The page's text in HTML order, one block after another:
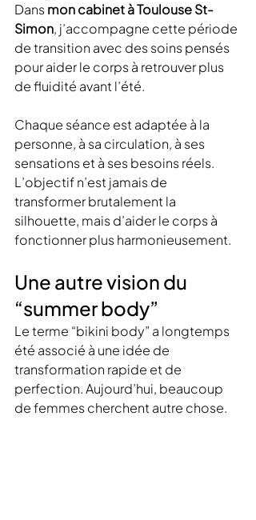
Dans mon cabinet à Toulouse St-
Simon, j’accompagne cette période
de transition avec des soins pensés
pour aider le corps à retrouver plus
de fluidité avant l’été.
Chaque séance est adaptée à la
personne, à sa circulation, à ses
sensations et à ses besoins réels.
L’objectif n’est jamais de
transformer brutalement la
silhouette, mais d’aider le corps à
fonctionner plus harmonieusement.
Une autre vision du
“summer body”
Le terme “bikini body” a longtemps
été associé à une idée de
transformation rapide et de
perfection. Aujourd’hui, beaucoup
de femmes cherchent autre chose.